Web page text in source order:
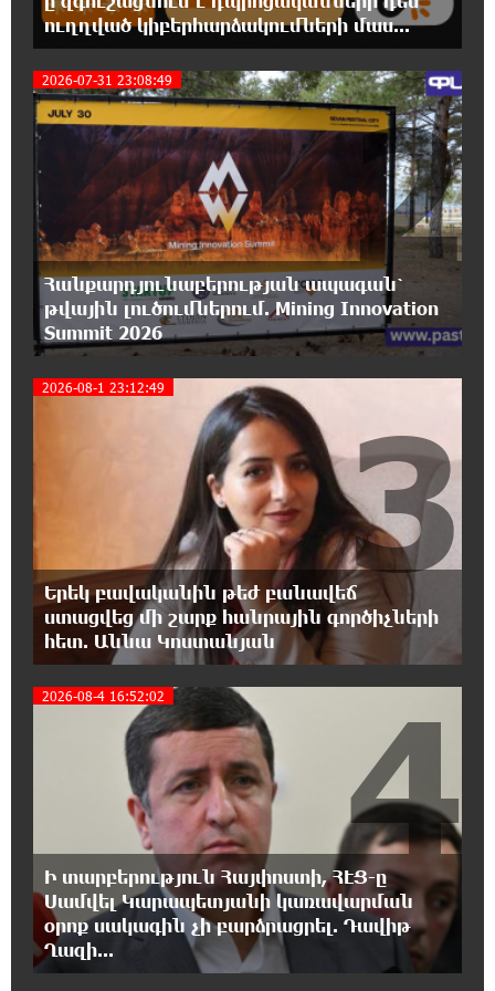
ունենալու է հետևանքներ․ Նարեկ
Կարապետյան
16:50:59 6-08-2026
Ռուսաստանի հետ խնդիրները պետք է
լուծել դիվանագիտական ճանապարհով․
Նարեկ Կարապետյան
16:44:56 6-08-2026
Վաղը մենք ԱԺ չենք գալու. Նարեկ
Կարապետյան
16:15:33 6-08-2026
ՈւՂԻՂ. Նարեկ Կարապետյանը հանդես է
գալիս հայտարարությամբ
16:09:42 6-08-2026
Moody’s-ը IDBank-ի վարկանիշային
հեռանկարը փոխել է դրականի
15:24:13 6-08-2026
Վեհափառի անձնագրի մեջ գրված է՝
Գարեգին Բ․ նույնիսկ քննիչներն ու
դատախազներն են այդպես դիմում նրան՝ իրենց հավատից
ելնելով․ տեսանյութ
15:09:27 6-08-2026
Ռեբուսը լուծելու համար, ասեք թե ինչպե՞ս
ՀՀ 29.800 քկմ տարածքը կրճատվեց.
Վարդևանյանը՝ Հովհաննիսյանին
15:00:46 6-08-2026
Ֆասթ Բանկը Սևան Ստարտափ Սամմիթին
ներկայացրել է իր պրոդուկտներն ու
քարտային առաջարկները
14:40:31 6-08-2026
ուղղված կիբերհարձակումների մաս...
2026-07-31 23:08:49
Հանքարդյունաբերության ապագան՝
թվային լուծումներում. Mining Innovation
Summit 2026
2
2026-08-1 23:12:49
Երեկ բավականին թեժ բանավեճ
ստացվեց մի շարք հանրային գործիչների
հետ. Աննա Կոստանյան
3
2026-08-4 16:52:02
Ի տարբերություն Հայփոստի, ՀԷՑ-ը
Սամվել Կարապետյանի կառավարման
օրոք սակագին չի բարձրացրել. Դավիթ
Ղազի...
4